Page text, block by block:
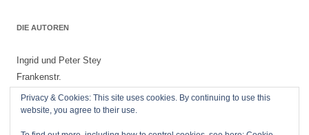
DIE AUTOREN
Ingrid und Peter Stey
Frankenstr.
55299 Nackenheim
Privacy & Cookies: This site uses cookies. By continuing to use this
website, you agree to their use.